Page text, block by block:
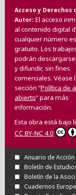
Acceso y Derechos
Autor El acceso
al contenido digital
cualquier número es
gratuito. Los
podrán
y difundir, sin fines
comerciales. Véase
sección “Política de
abierto” para más
información.
Esta obra está bajo
CC BY-NC 4.0
Anuario de
Boletín de
Boletín de la
Cuadernos